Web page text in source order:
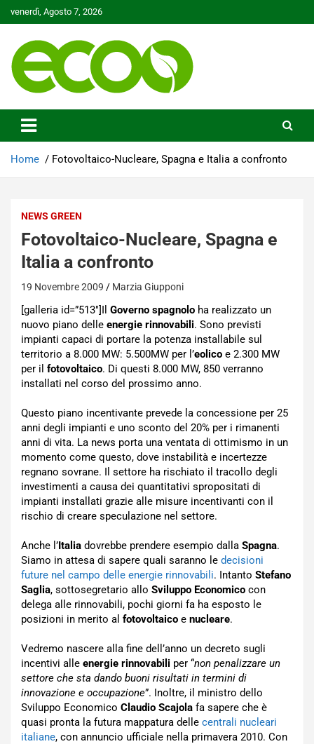
to
venerdì, Agosto 7, 2026
Ecoo.it
Home Fotovoltaico-Nucleare, Spagna e Italia a confronto
NEWS GREEN
Fotovoltaico-Nucleare, Spagna e
Italia a confronto
19 Novembre 2009 Marzia Giupponi
[galleria id=”513″]Il Governo spagnolo ha realizzato un
nuovo piano delle energie rinnovabili. Sono previsti
impianti capaci di portare la potenza installabile sul
territorio a 8.000 MW: 5.500MW per l’eolico e 2.300 MW
per il fotovoltaico. Di questi 8.000 MW, 850 verranno
installati nel corso del prossimo anno.
Questo piano incentivante prevede la concessione per 25
anni degli impianti e uno sconto del 20% per i rimanenti
anni di vita. La news porta una ventata di ottimismo in un
momento come questo, dove instabilità e incertezze
regnano sovrane. Il settore ha rischiato il tracollo degli
investimenti a causa dei quantitativi spropositati di
impianti installati grazie alle misure incentivanti con il
rischio di creare speculazione nel settore.
Anche l’Italia dovrebbe prendere esempio dalla Spagna.
Siamo in attesa di sapere quali saranno le decisioni
future nel campo delle energie rinnovabili. Intanto Stefano
Saglia, sottosegretario allo Sviluppo Economico con
delega alle rinnovabili, pochi giorni fa ha esposto le
posizioni in merito al fotovoltaico e nucleare.
Vedremo nascere alla fine dell’anno un decreto sugli
incentivi alle energie rinnovabili per “non penalizzare un
settore che sta dando buoni risultati in termini di
innovazione e occupazione”. Inoltre, il ministro dello
Sviluppo Economico Claudio Scajola fa sapere che è
quasi pronta la futura mappatura delle centrali nucleari
italiane, con annuncio ufficiale nella primavera 2010. Con